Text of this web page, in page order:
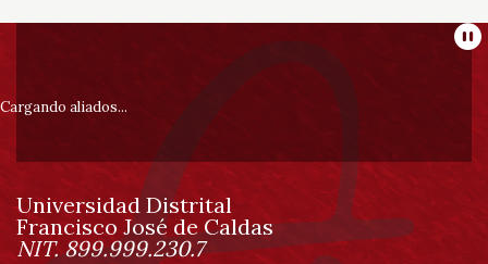
Información
pie
de
página
Cargando aliados...
Información
Universidad Distrital
Francisco José de Caldas
NIT. 899.999.230.7